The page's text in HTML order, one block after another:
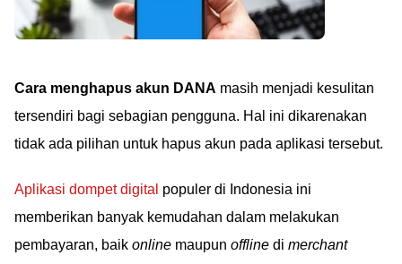
Cara menghapus akun DANA masih menjadi kesulitan
tersendiri bagi sebagian pengguna. Hal ini dikarenakan
tidak ada pilihan untuk hapus akun pada aplikasi tersebut.
Aplikasi dompet digital populer di Indonesia ini
memberikan banyak kemudahan dalam melakukan
pembayaran, baik online maupun offline di merchant